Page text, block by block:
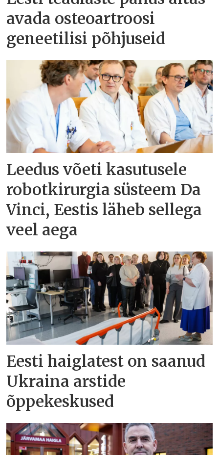
avada osteoartroosi
geneetilisi põhjuseid
Leedus võeti kasutusele
robotkirurgia süsteem Da
Vinci, Eestis läheb sellega
veel aega
Eesti haiglatest on saanud
Ukraina arstide
õppekeskused